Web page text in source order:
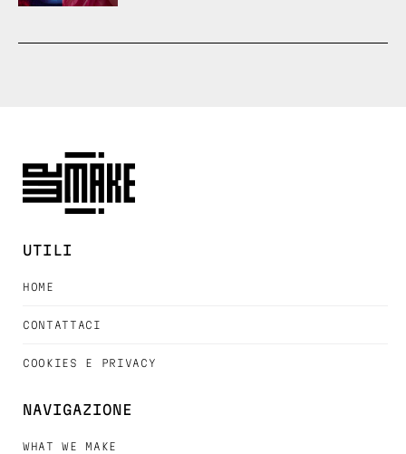
UTILI
HOME
CONTATTACI
COOKIES E PRIVACY
NAVIGAZIONE
WHAT WE MAKE